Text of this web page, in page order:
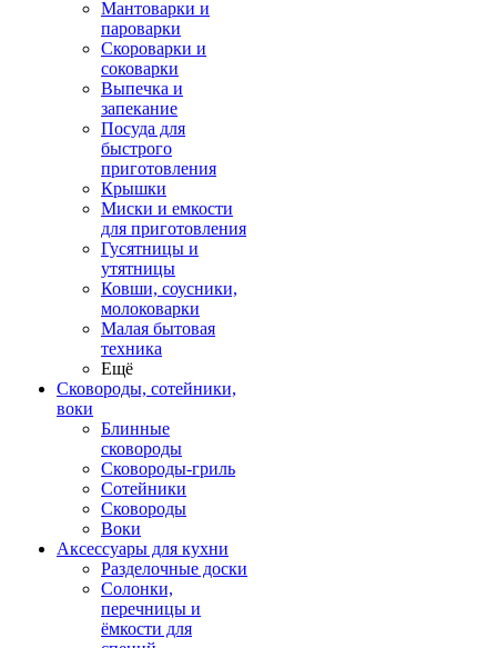
Мантоварки и
пароварки
Скороварки и
соковарки
Выпечка и
запекание
Посуда для
быстрого
приготовления
Крышки
Миски и емкости
для приготовления
Гусятницы и
утятницы
Ковши, соусники,
молоковарки
Малая бытовая
техника
Ещё
Сковороды, сотейники,
воки
Блинные
сковороды
Сковороды-гриль
Сотейники
Сковороды
Воки
Аксессуары для кухни
Разделочные доски
Солонки,
перечницы и
ёмкости для